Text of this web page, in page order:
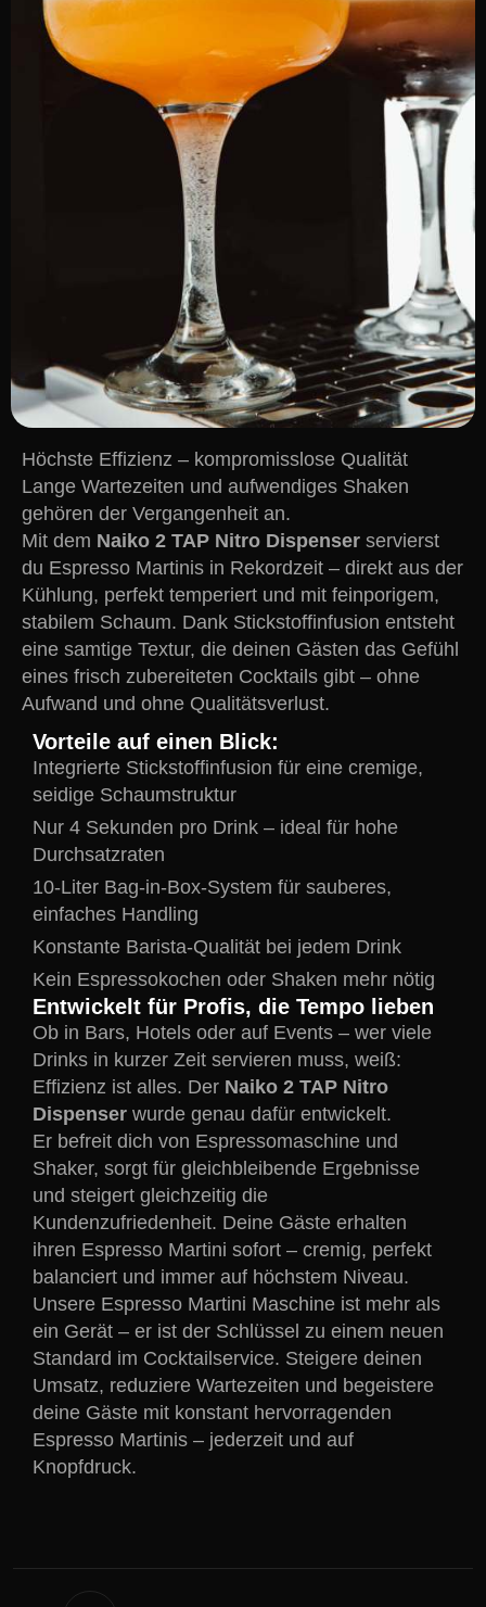
Höchste Effizienz – kompromisslose Qualität
Lange Wartezeiten und aufwendiges Shaken
gehören der Vergangenheit an.
Mit dem Naiko 2 TAP Nitro Dispenser servierst
du Espresso Martinis in Rekordzeit – direkt aus der
Kühlung, perfekt temperiert und mit feinporigem,
stabilem Schaum. Dank Stickstoffinfusion entsteht
eine samtige Textur, die deinen Gästen das Gefühl
eines frisch zubereiteten Cocktails gibt – ohne
Aufwand und ohne Qualitätsverlust.
Vorteile auf einen Blick:
Integrierte Stickstoffinfusion für eine cremige,
seidige Schaumstruktur
Nur 4 Sekunden pro Drink – ideal für hohe
Durchsatzraten
10-Liter Bag-in-Box-System für sauberes,
einfaches Handling
Konstante Barista-Qualität bei jedem Drink
Kein Espressokochen oder Shaken mehr nötig
Entwickelt für Profis, die Tempo lieben
Ob in Bars, Hotels oder auf Events – wer viele
Drinks in kurzer Zeit servieren muss, weiß:
Effizienz ist alles. Der Naiko 2 TAP Nitro
Dispenser wurde genau dafür entwickelt.
Er befreit dich von Espressomaschine und
Shaker, sorgt für gleichbleibende Ergebnisse
und steigert gleichzeitig die
Kundenzufriedenheit. Deine Gäste erhalten
ihren Espresso Martini sofort – cremig, perfekt
balanciert und immer auf höchstem Niveau.
Unsere Espresso Martini Maschine ist mehr als
ein Gerät – er ist der Schlüssel zu einem neuen
Standard im Cocktailservice. Steigere deinen
Umsatz, reduziere Wartezeiten und begeistere
deine Gäste mit konstant hervorragenden
Espresso Martinis – jederzeit und auf
Knopfdruck.